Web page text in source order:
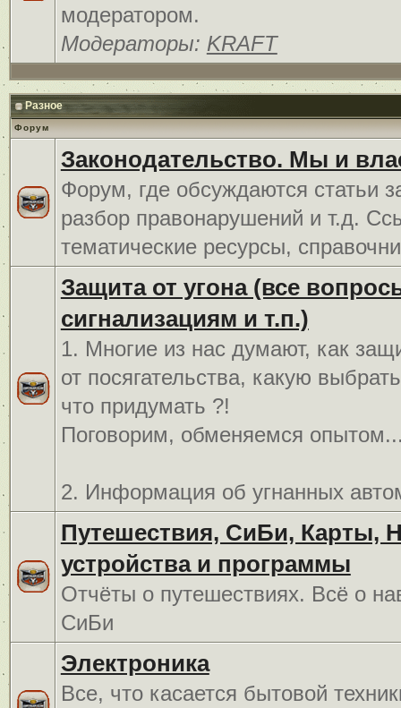
модератором.
Модераторы: KRAFT
Разное
Форум
Законодательство. Мы и
Форум, где обсуждаются статьи
разбор правонарушений и т.д.
тематические ресурсы,
Защита от угона (все
сигнализациям и т.п.)
1. Многие из нас думают, как
от посягательства, какую
что придумать ?!
Поговорим, обменяемся
2. Информация об угнанных
Путешествия, СиБи, Карты,
устройства и программы
Отчёты о путешествиях. Всё о
СиБи
Электроника
Все, что касается бытовой